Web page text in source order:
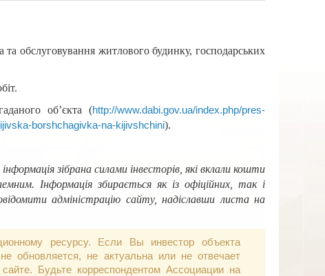
обслуговування житлового будинку, господарських
об’єкта (http://www.dabi.gov.ua/index.php/pres-
borshchagivka-na-kijivshchini).
зібрана силами інвесторів, які вклали кошти
Інформація збирається як із офіційних, так і
адміністрацію сайту, надіславши листа на
ресурсу. Если Вы инвестор объекта
обновляется, не актуальна или не отвечает
Будьте корреспондентом Ассоциации на